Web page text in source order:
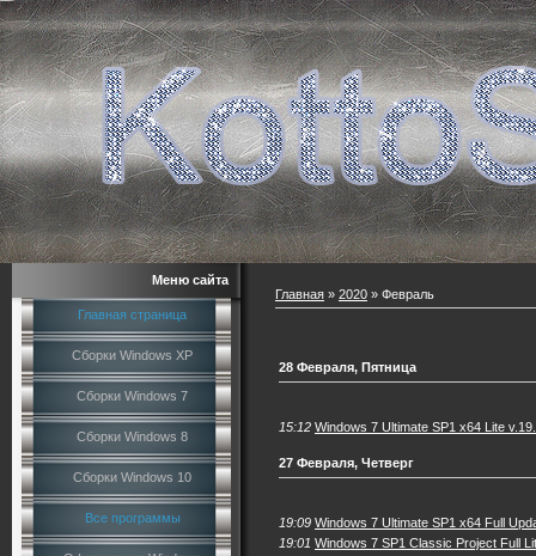
Меню сайта
Главная страница
Сборки Windows XP
Сборки Windows 7
Сборки Windows 8
Сборки Windows 10
Все программы
Главная » 2020 » Февраль
28 Февраля, Пятница
15:12 Windows 7 Ultimate SP1 x64 Lite
27 Февраля, Четверг
19:09 Windows 7 Ultimate SP1 x64 Full
19:01 Windows 7 SP1 Classic Project Full